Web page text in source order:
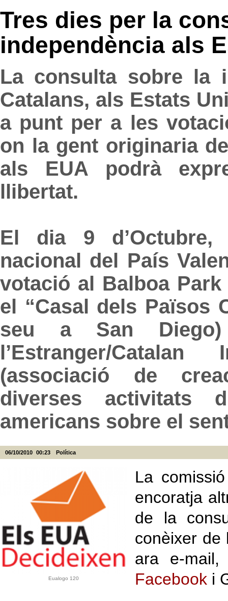
Tres dies per la
independència als
La consulta sobre la
Catalans, als Estats
a punt per a les
on la gent originaria
als EUA podrà
llibertat.
El dia 9
nacional del País
votació al Balboa
el “Casal dels Països
seu a San Diego)
l’Estranger/Catalan
(associació de
diverses activitats
americans sobre el
06/10/2010 00:23 Política
Eualogo 120
La
encoratja
de la
conèixer de
ara e-
Facebook i